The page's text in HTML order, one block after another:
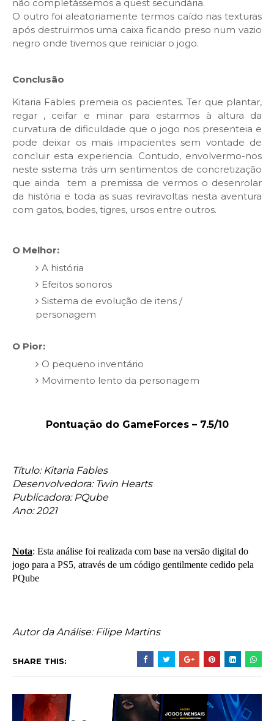
não completássemos a quest secundária.
O outro foi aleatoriamente termos caído nas texturas
após destruirmos uma caixa ficando preso num vazio
negro onde tivemos que reiniciar o jogo.
Conclusão
Kitaria Fables premeia os pacientes. Ter que plantar,
regar , ceifar e minar para estarmos à altura da
curvatura de dificuldade que o jogo nos presenteia e
pode deixar os mais impacientes sem vontade de
concluir esta experiencia. Contudo, envolvermo-nos
neste sistema trás um sentimentos de concretização
que ainda tem a premissa de vermos o desenrolar
da história e toda as suas reviravoltas nesta aventura
com gatos, bodes, tigres, ursos entre outros.
O Melhor:
A história
Efeitos sonoros
Sistema de evolução de itens /
personagem
O Pior:
O pequeno inventário
Movimento lento da personagem
Pontuação do GameForces – 7.5/10
Título: Kitaria Fables
Desenvolvedora: Twin Hearts
Publicadora: PQube
Ano: 2021
Nota: Esta análise foi realizada com base na versão digital do
jogo para a PS5, através de um código gentilmente cedido pela
PQube
Autor da Análise: Filipe Martins
SHARE THIS: